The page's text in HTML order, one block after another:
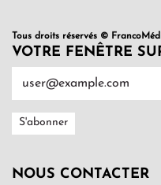
Tous droits réservés ©
VOTRE FENÊTRE
NOUS CONTACTER